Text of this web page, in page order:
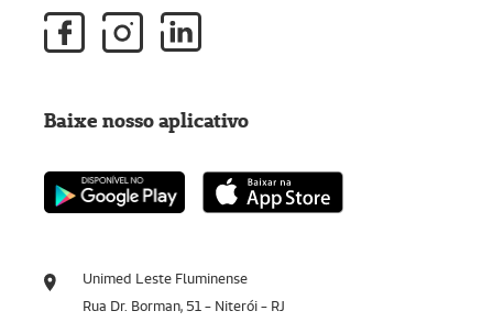
Unimed Leste Fluminense
Rua Dr. Borman, 51 - Niterói - RJ
Baixe nosso aplicativo